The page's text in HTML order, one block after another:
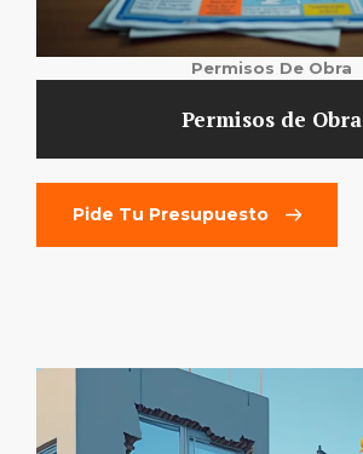
Permisos De Obra
Permisos de Obra
Pide Tu Presupuesto